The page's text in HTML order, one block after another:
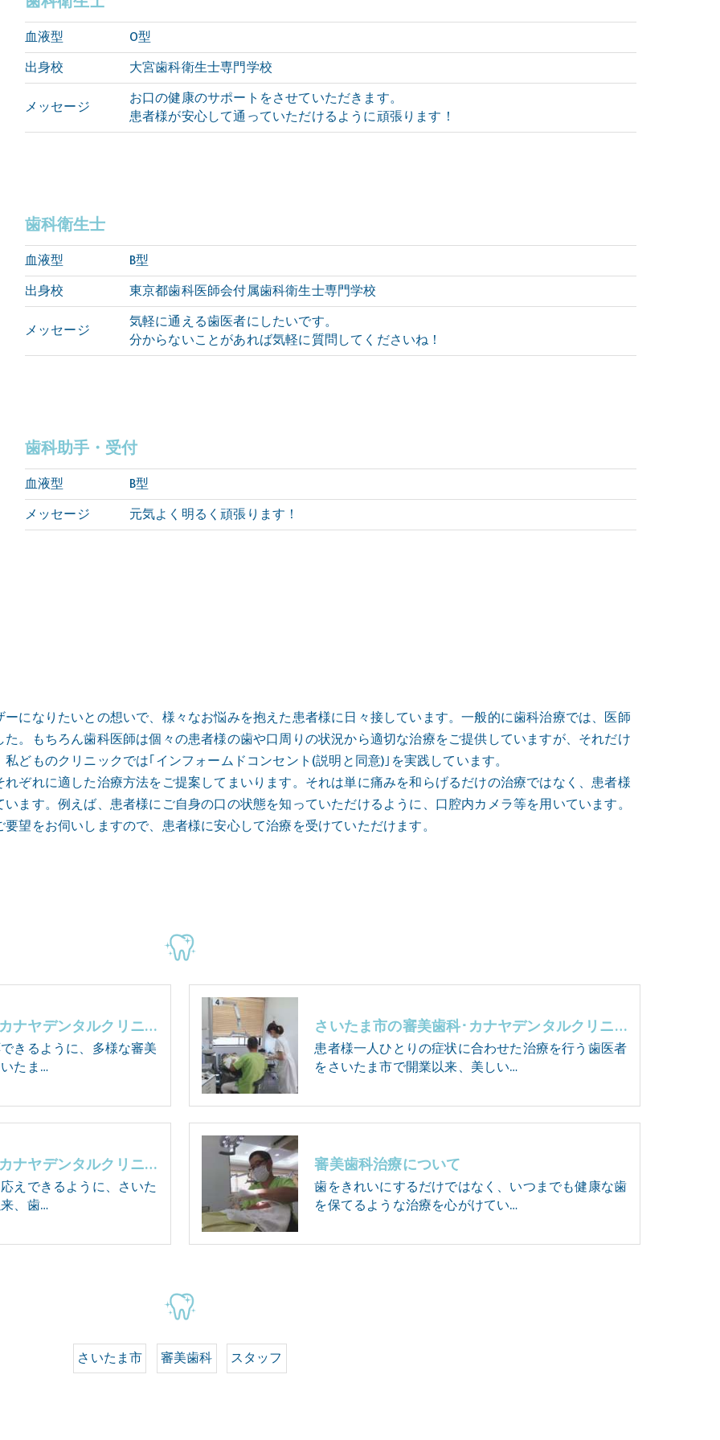
血液型
O型
出身校
大宮歯科衛生士専門学校
メッセージ
お口の健康のサポートをさせていただきます。
患者様が安心して通っていただけるように頑張ります！
歯科衛生士
血液型
B型
出身校
東京都歯科医師会付属歯科衛生士専門学校
メッセージ
気軽に通える歯医者にしたいです。
分からないことがあれば気軽に質問してくださいね！
歯科助手・受付
血液型
B型
メッセージ
元気よく明るく頑張ります！
になりたいとの想いで、様々なお悩みを抱えた患者様に日々接しています。一般的に歯科治療では、医師
。もちろん歯科医師は個々の患者様の歯や口周りの状況から適切な治療をご提供していますが、それだけ
どものクリニックでは｢インフォームドコンセント(説明と同意)｣を実践しています。
ぞれに適した治療方法をご提案してまいります。それは単に痛みを和らげるだけの治療ではなく、患者様
ます。例えば、患者様にご自身の口の状態を知っていただけるように、口腔内カメラ等を用いています。
望をお伺いしますので、患者様に安心して治療を受けていただけます。
さいたま市の審美歯科･カナヤデンタルクリニックのお客様の声
きるように、多様な審美
たま…
さいたま市の審美歯科･カナヤデンタルクリニックの評判
患者様一人ひとりの症状に合わせた治療を行う歯医者
をさいたま市で開業以来、美しい…
さいたま市の審美歯科･カナヤデンタルクリニックの口コミ情報
えできるように、さいた
、歯…
審美歯科治療について
歯をきれいにするだけではなく、いつまでも健康な歯
を保てるような治療を心がけてい…
さいたま市 審美歯科 スタッフ